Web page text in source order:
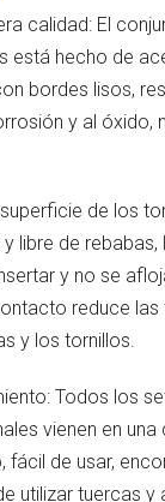
calidad: El
está hecho de
bordes lisos,
y al óxido,
de los
libre de
y no se
reduce las
y los tornillos.
Todos los
vienen en una
fácil de usar,
utilizar tuercas y